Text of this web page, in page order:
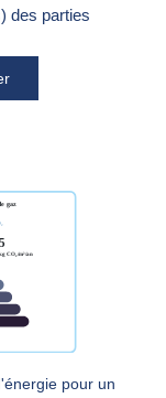
des parties
pour un